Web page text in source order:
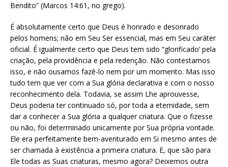
Bendito” (Marcos 14:61, no grego).
É absolutamente certo que Deus é honrado e desonrado
pelos homens; não em Seu Ser essencial, mas em Seu caráter
oficial. É igualmente certo que Deus tem sido “glorificado’ pela
criação, pela providência e pela redenção. Não contestamos
isso, e não ousamos fazê-lo nem por um momento. Mas isso
tudo tem que ver com a Sua glória declarativa e com o nosso
reconhecimento dela. Todavia, se assim Lhe aprouvesse,
Deus poderia ter continuado só, por toda a eternidade, sem
dar a conhecer a Sua glória a qualquer criatura. Que o fizesse
ou não, foi determinado unicamente por Sua própria vontade.
Ele era perfeitamente bem-aventurado em Si mesmo antes de
ser chamada à existência a primeira criatura. E, que são para
Ele todas as Suas criaturas, mesmo agora? Deixemos outra